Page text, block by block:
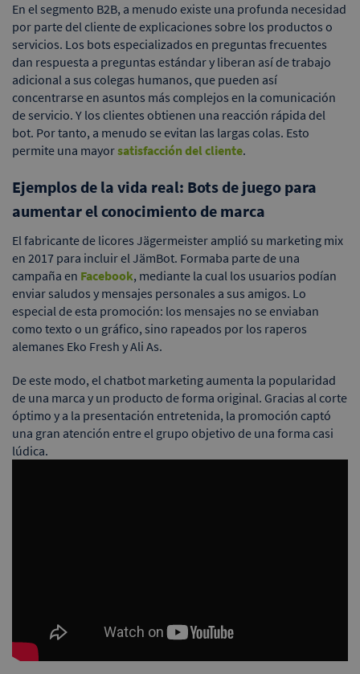
En el segmento B2B, a menudo existe una profunda necesidad
por parte del cliente de explicaciones sobre los productos o
servicios. Los bots especializados en preguntas frecuentes
dan respuesta a preguntas estándar y liberan así de trabajo
adicional a sus colegas humanos, que pueden así
concentrarse en asuntos más complejos en la comunicación
de servicio. Y los clientes obtienen una reacción rápida del
bot. Por tanto, a menudo se evitan las largas colas. Esto
permite una mayorsatisfacción del cliente.
Ejemplos de la vida real: Bots de juego para
aumentar el conocimiento de marca
El fabricante de licores Jägermeister amplió su marketing mix
en 2017 para incluir el JämBot. Formaba parte de una
campaña en Facebook, mediante la cual los usuarios podían
enviar saludos y mensajes personales a sus amigos. Lo
especial de esta promoción: los mensajes no se enviaban
como texto o un gráfico, sino rapeados por los raperos
alemanes Eko Fresh y Ali As.
De este modo, el chatbot marketing aumenta la popularidad
de una marca y un producto de forma original. Gracias al corte
óptimo y a la presentación entretenida, la promoción captó
una gran atención entre el grupo objetivo de una forma casi
lúdica.